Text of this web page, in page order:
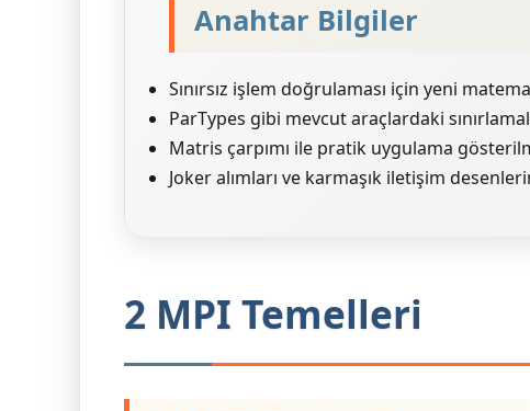
Anahtar Bilgiler
Sınırsız işlem doğrulaması için yeni
ParTypes gibi mevcut araçlardaki
Matris çarpımı ile pratik uygulama
Joker alımları ve karmaşık iletişim
2 MPI Temelleri